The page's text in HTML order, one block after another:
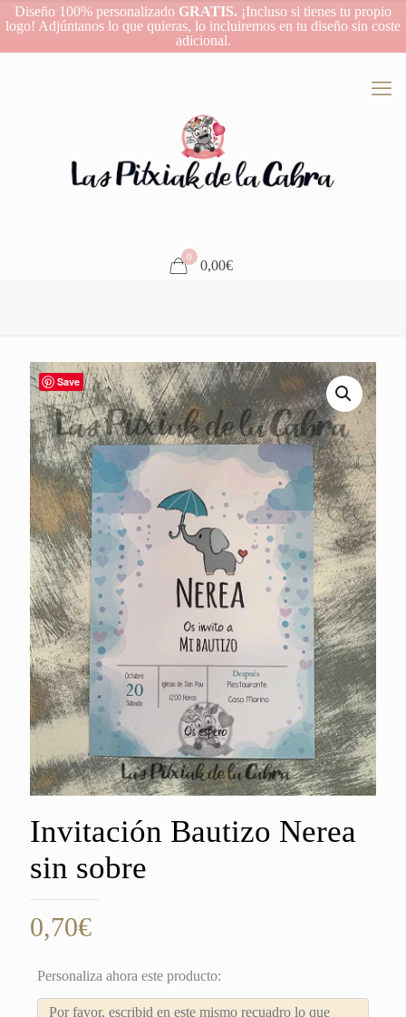
Diseño 100% personalizado GRATIS. ¡Incluso si tienes tu propio
logo! Adjúntanos lo que quieras, lo incluiremos en tu diseño sin coste
adicional.
0
0,00€
Save
Invitación Bautizo Nerea
sin sobre
0,70€
Personaliza ahora este producto: